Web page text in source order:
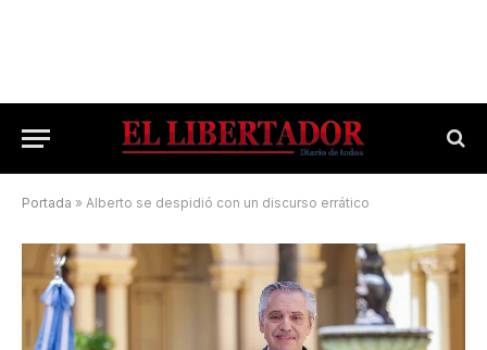
Portada » Alberto se despidió con un discurso errático